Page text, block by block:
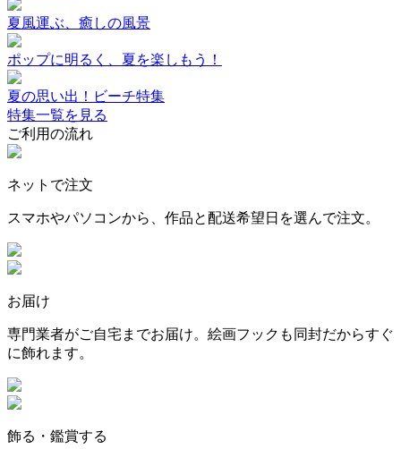
夏風運ぶ、癒しの風景
ポップに明るく、夏を楽しもう！
夏の思い出！ビーチ特集
特集一覧を見る
ご利用の流れ
ネットで注文
スマホやパソコンから、作品と配送希望日を選んで注文。
お届け
専門業者がご自宅までお届け。絵画フックも同封だからすぐ
に飾れます。
飾る・鑑賞する